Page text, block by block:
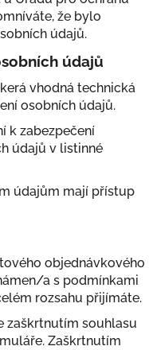
že bylo
údajů.
údajů
vhodná technická
osobních údajů.
k zabezpečení
údajů v listinné
údajům mají přístup
objednávkového
a s podmínkami
rozsahu přijímáte.
zaškrtnutím souhlasu
Zaškrtnutím